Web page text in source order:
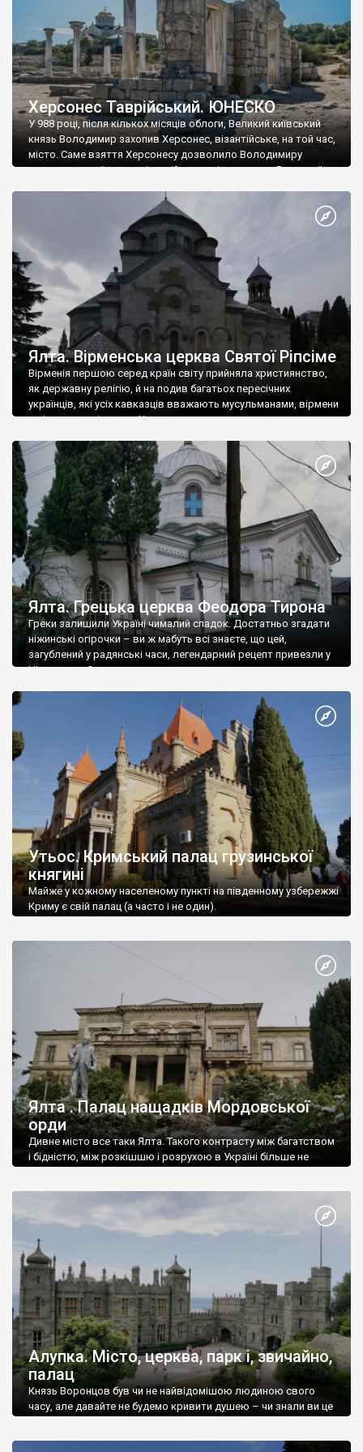
Херсонес Таврійський. ЮНЕСКО
У 988 році, після кількох місяців облоги, Великий київський
князь Володимир захопив Херсонес, візантійське, на той час,
місто. Саме взяття Херсонесу дозволило Володимиру
диктувати свої умови візантійському імператору Василю ІІ, та
Херсонесі Володимир-язичник, став Василем-християнином.
А потім було Хрещення Русі. На честь Херсонесу Таврійського
Ялта. Вірменська церква Святої Ріпсіме
Вірменія першою серед країн світу прийняла християнство,
як державну релігію, й на подив багатьох пересічних
українців, які усіх кавказців вважають мусульманами, вірмени
є відданими вірянами Христа
Ялта. Грецька церква Феодора Тирона
Греки залишили Україні чималий спадок. Достатньо згадати
ніжинські огірочки – ви ж мабуть всі знаєте, що цей,
загублений у радянські часи, легендарний рецепт привезли у
Ніжин греки?
Утьос. Кримський палац грузинської
княгині
Майже у кожному населеному пункті на південному узбережжі
Криму є свій палац (а часто і не один).
Ялта . Палац нащадків Мордовської
орди
Дивне місто все таки Ялта. Такого контрасту між багатством
і бідністю, між розкішшю і розрухою в Україні більше не
Алупка. Місто, церква, парк і, звичайно,
палац
Князь Воронцов був чи не найвідомішою людиною свого
часу, але давайте не будемо кривити душею – чи знали ви це